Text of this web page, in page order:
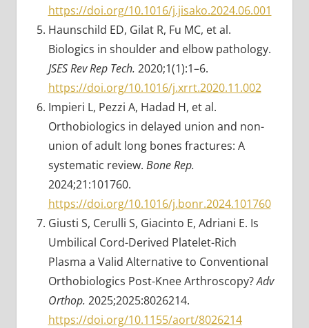
https://doi.org/10.1016/j.jisako.2024.06.001
Haunschild ED, Gilat R, Fu MC, et al.
Biologics in shoulder and elbow pathology.
JSES Rev Rep Tech. 2020;1(1):1–6.
https://doi.org/10.1016/j.xrrt.2020.11.002
Impieri L, Pezzi A, Hadad H, et al.
Orthobiologics in delayed union and non-
union of adult long bones fractures: A
systematic review. Bone Rep.
2024;21:101760.
https://doi.org/10.1016/j.bonr.2024.101760
Giusti S, Cerulli S, Giacinto E, Adriani E. Is
Umbilical Cord-Derived Platelet-Rich
Plasma a Valid Alternative to Conventional
Orthobiologics Post-Knee Arthroscopy?Adv
Orthop. 2025;2025:8026214.
https://doi.org/10.1155/aort/8026214